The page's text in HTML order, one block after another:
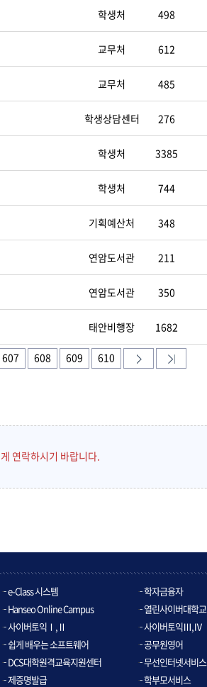
학생처 498
교무처 612
교무처 485
학생상담센터 276
학생처 3385
학생처 744
기획예산처 348
연암도서관 211
연암도서관 350
태안비행장 1682
607 608 609 610
연락하시기 바랍니다.
e-Class 시스템
학자금융자
Hanseo Online Campus
열린사이버대학교
사이버토익Ⅰ,Ⅱ
사이버토익Ⅲ,Ⅳ
쉽게 배우는 소프트웨어
공무원영어
DCS대학원격교육지원센터
무선인터넷서비스
제증명발급
학부모서비스